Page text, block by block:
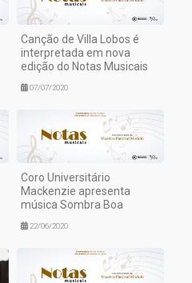
Canção de Villa Lobos é
interpretada em nova
edição do Notas Musicais
07/07/2020
Coro Universitário
Mackenzie apresenta
música Sombra Boa
22/06/2020